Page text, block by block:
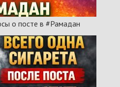
о посте в #Рамадан